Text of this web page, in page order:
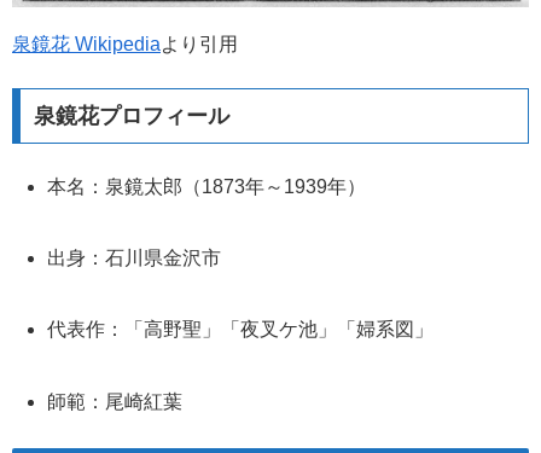
泉鏡花 Wikipediaより引用
泉鏡花プロフィール
本名：泉鏡太郎（1873年～1939年）
出身：石川県金沢市
代表作：「高野聖」「夜叉ケ池」「婦系図」
師範：尾崎紅葉